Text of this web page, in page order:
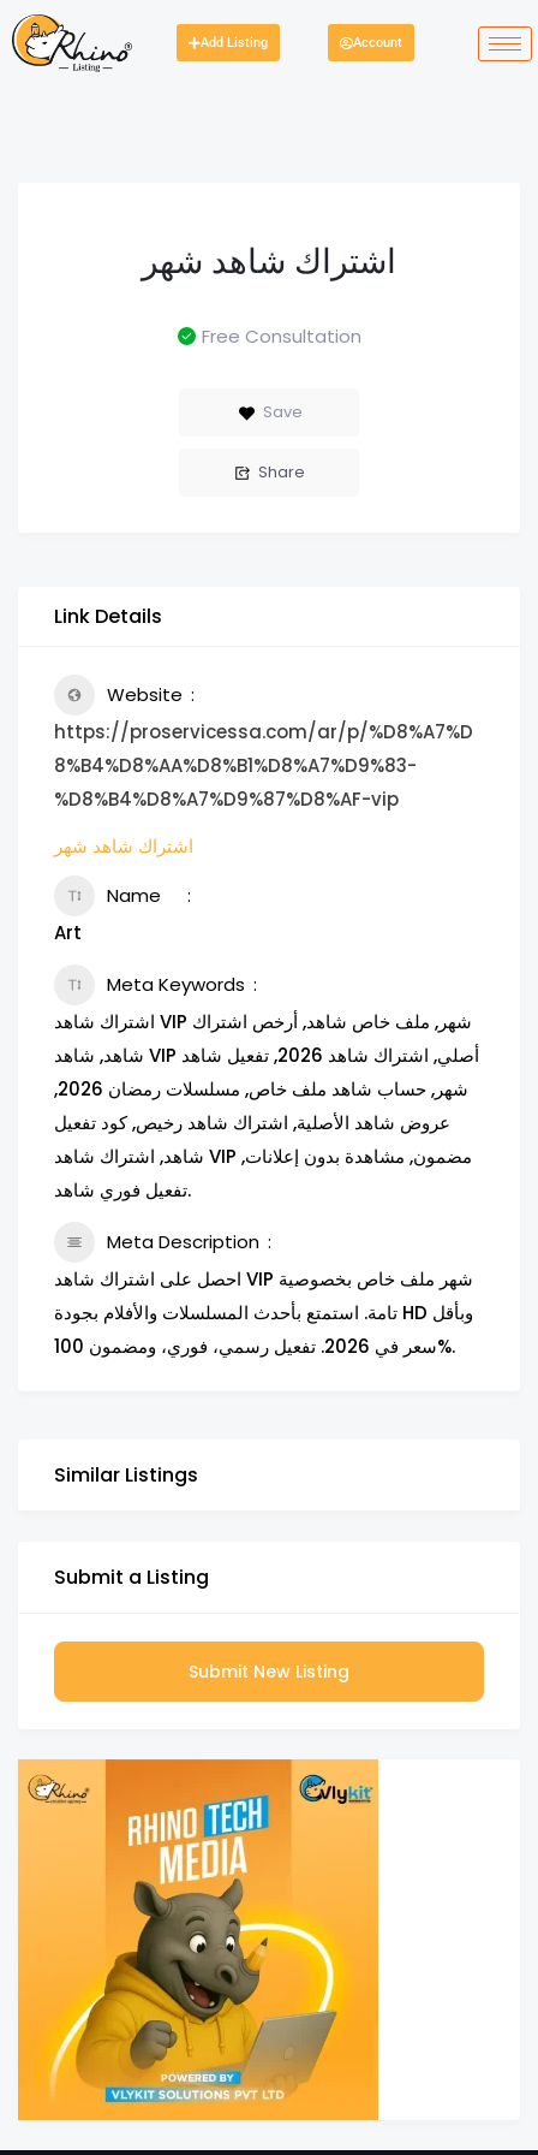
Add Listing Account
اشتراك شاهد شهر
Free Consultation
Save
Share
Link Details
Website
https://proservicessa.com/ar/p/%D8%A7%D
8%B4%D8%AA%D8%B1%D8%A7%D9%83-
%D8%B4%D8%A7%D9%87%D8%AF-vip
Name
Art
Meta Keywords
اشتراك شاهد VIP شهر, ملف خاص شاهد, أرخص اشتراك
شاهد, شاهد VIP أصلي, اشتراك شاهد 2026, تفعيل شاهد
شهر, حساب شاهد ملف خاص, مسلسلات رمضان 2026,
عروض شاهد الأصلية, اشتراك شاهد رخيص, كود تفعيل
شاهد, اشتراك شاهد VIP مضمون, مشاهدة بدون إعلانات,
تفعيل فوري شاهد.
Meta Description
احصل على اشتراك شاهد VIP شهر ملف خاص بخصوصية
تامة. استمتع بأحدث المسلسلات والأفلام بجودة HD وبأقل
سعر في 2026. تفعيل رسمي، فوري، ومضمون 100%.
Similar Listings
Submit a Listing
Submit New Listing